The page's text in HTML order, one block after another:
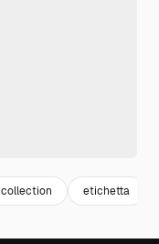
collection etichetta